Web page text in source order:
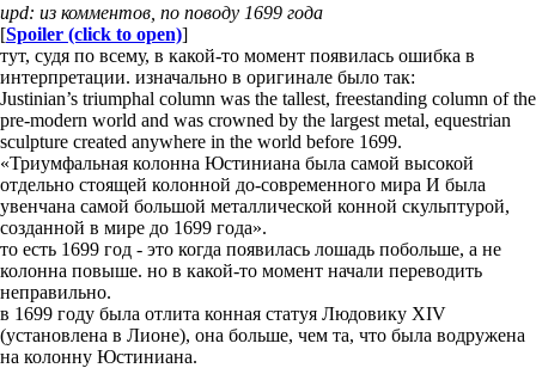
upd: из комментов, по поводу 1699 года
[Spoiler (click to open)]
тут, судя по всему, в какой-то момент появилась ошибка в
интерпретации. изначально в оригинале было так:
Justinian’s triumphal column was the tallest, freestanding column of the
pre-modern world and was crowned by the largest metal, equestrian
sculpture created anywhere in the world before 1699.
«Триумфальная колонна Юстиниана была самой высокой
отдельно стоящей колонной до-современного мира И была
увенчана самой большой металлической конной скульптурой,
созданной в мире до 1699 года».
то есть 1699 год - это когда появилась лошадь побольше, а не
колонна повыше. но в какой-то момент начали переводить
неправильно.
в 1699 году была отлита конная статуя Людовику XIV
(установлена в Лионе), она больше, чем та, что была водружена
на колонну Юстиниана.